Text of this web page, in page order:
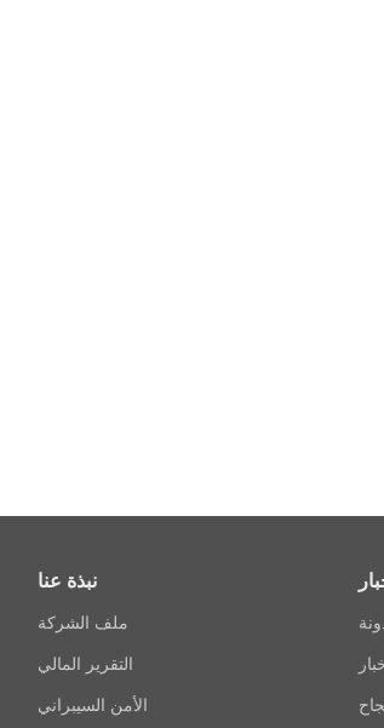
نبذة عنا
ملف الشركة
التقرير المالي
الأمن السيبراني